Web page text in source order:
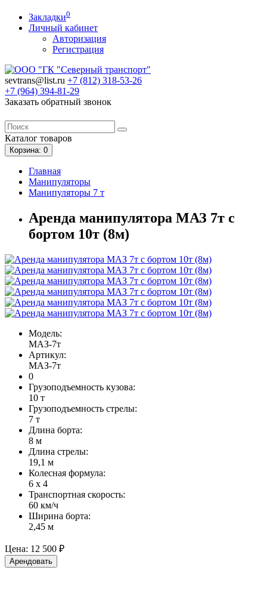
Закладки0
Личный кабинет
Авторизация
Регистрация
sevtrans@list.ru +7 (812) 318-53-26
+7 (964) 394-81-29
Заказать обратный звонок
Каталог товаров
Корзина: 0
Главная
Манипуляторы
Манипуляторы 7 т
Аренда манипулятора МАЗ 7т с
бортом 10т (8м)
Модель:
МАЗ-7т
Артикул:
МАЗ-7т
0
Грузоподъемность кузова:
10 т
Грузоподъемность стрелы:
7 т
Длина борта:
8 м
Длина стрелы:
19,1 м
Колесная формула:
6 х 4
Транспортная скорость:
60 км/ч
Ширина борта:
2,45 м
Цена: 12 500 ₽
Арендовать